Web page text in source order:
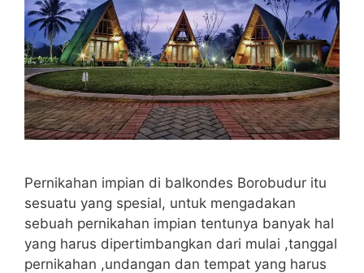
Pernikahan impian di balkondes Borobudur itu
sesuatu yang spesial, untuk mengadakan
sebuah pernikahan impian tentunya banyak hal
yang harus dipertimbangkan dari mulai ,tanggal
pernikahan ,undangan dan tempat yang harus